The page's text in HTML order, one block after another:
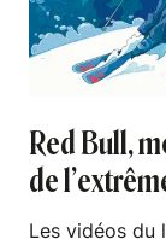
Red Bull,
de
Les vidéos du